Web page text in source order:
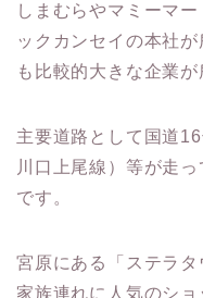
しまむらやマミーマ
ックカンセイの本社
も比較的大きな企業
主要道路として国道
川口上尾線）等が走
です。
宮原にある「ステラ
家族連れに人気のショ